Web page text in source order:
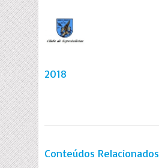
2018
Conteúdos Relacionados